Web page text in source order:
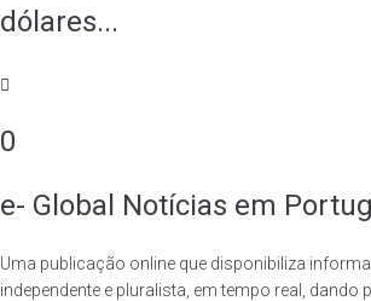
dólares...
0
e- Global Notícias em
Uma publicação online que disponibiliza
independente e pluralista, em tempo real, dando